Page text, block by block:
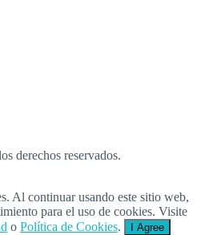
derechos reservados.
Al continuar usando este sitio web,
para el uso de cookies. Visite
o Política de Cookies. I Agree